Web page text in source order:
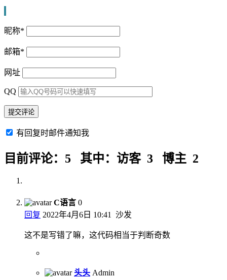
昵称*
邮箱*
网址
QQ
有回复时邮件通知我
目前评论：5 其中：访客 3 博主 2
C语言 0
回复 2022年4月6日 10:41 沙发
这不是写错了嘛，这代码相当于判断奇数
头头 Admin